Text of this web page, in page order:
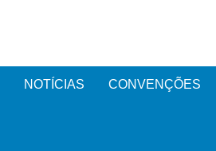
NOTÍCIAS CONVENÇÕES